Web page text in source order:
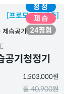
[프로모션 진행중]
공기청정기
1,503,000원
월 40,900원